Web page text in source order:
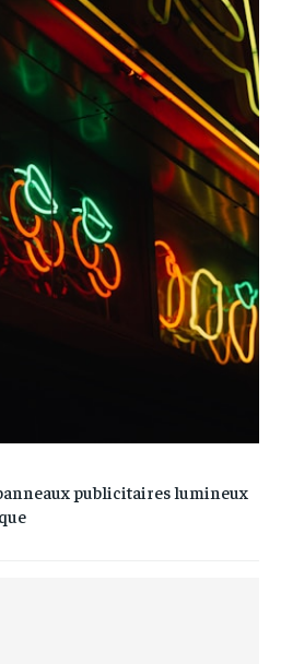
publicitaires lumineux